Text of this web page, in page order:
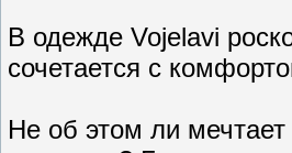
В одежде Vojelavi
сочетается с
Не об этом ли